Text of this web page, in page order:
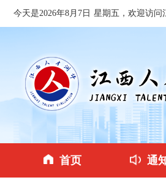
今天是2026年8月7日 星期五，欢迎访问
首页 通